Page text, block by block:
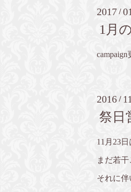
2017 /01
1月
2016 / 11
祭日
11月23
まだ若
それに